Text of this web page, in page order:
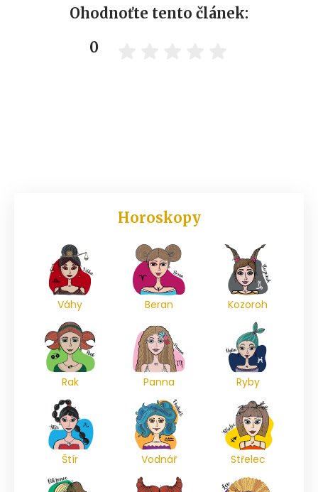
Ohodnoťte tento článek:
0
Horoskopy
Váhy Beran Kozoroh
Rak Panna Ryby
Štír Vodnář Střelec